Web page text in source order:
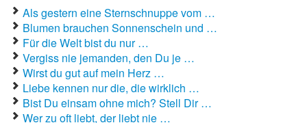
Liebesgedichte
Liebesgrüße
Liebeslieder
Liebestexte
Liebeszauber
Als gestern eine Sternschnuppe vom …
Blumen brauchen Sonnenschein und …
Für die Welt bist du nur …
Vergiss nie jemanden, den Du je …
Wirst du gut auf mein Herz …
Liebe kennen nur die, die wirklich …
Bist Du einsam ohne mich? Stell Dir …
Wer zu oft liebt, der liebt nie …